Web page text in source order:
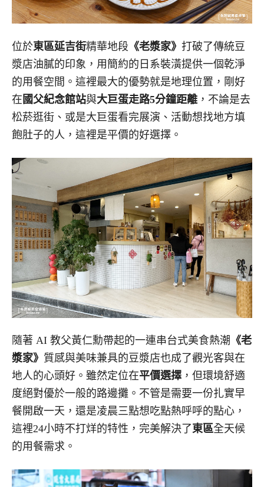
位於東區延吉街精華地段 《老漿家》 打破了傳統豆
漿店油膩的印象，用簡約的日系裝潢提供一個乾淨
的用餐空間。這裡最大的優勢就是地理位置，剛好
在 國父紀念館站與大巨蛋走路5分鐘距離 ，不論是去
松菸逛街、或是大巨蛋看完展演、活動想找地方填
飽肚子的人，這裡是平價的好選擇。
隨著 AI 教父黃仁勳帶起的一連串台式美食熱潮 《老
漿家》 質感與美味兼具的豆漿店也成了觀光客與在
地人的心頭好。雖然定位在平價選擇 ，但環境舒適
度絕對優於一般的路邊攤。不管是需要一份扎實早
餐開啟一天，還是凌晨三點想吃點熱呼呼的點心，
這裡24小時不打烊的特性，完美解決了東區全天候
的用餐需求。